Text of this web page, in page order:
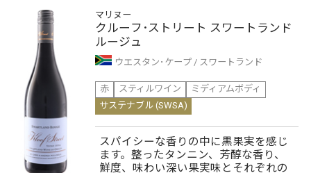
マリヌー
クルーフ･ストリート スワートランド
ルージュ
ウエスタン･ケープ
スワートランド
赤
スティルワイン
ミディアムボディ
サステナブル (SWSA)
スパイシーな香りの中に黒果実を感じ
ます。整ったタンニン、芳醇な香り、
鮮度、味わい深い果実味とそれぞれの